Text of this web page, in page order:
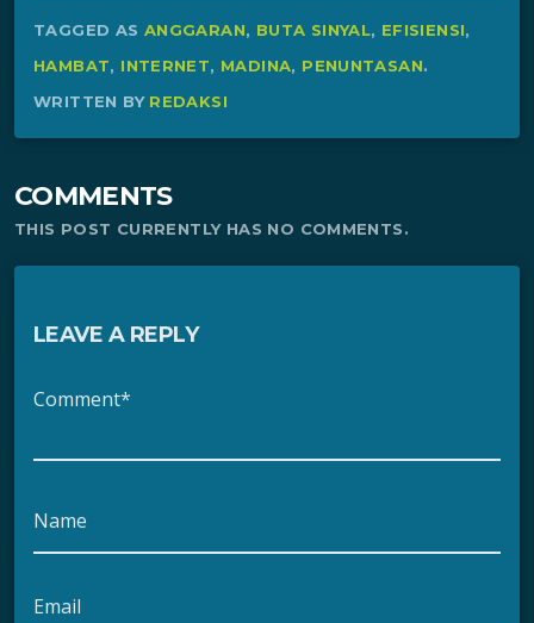
TAGGED AS ANGGARAN, BUTA SINYAL, EFISIENSI,
HAMBAT, INTERNET, MADINA, PENUNTASAN.
WRITTEN BY REDAKSI
COMMENTS
THIS POST CURRENTLY HAS NO COMMENTS.
LEAVE A REPLY
Comment*
Name
Email